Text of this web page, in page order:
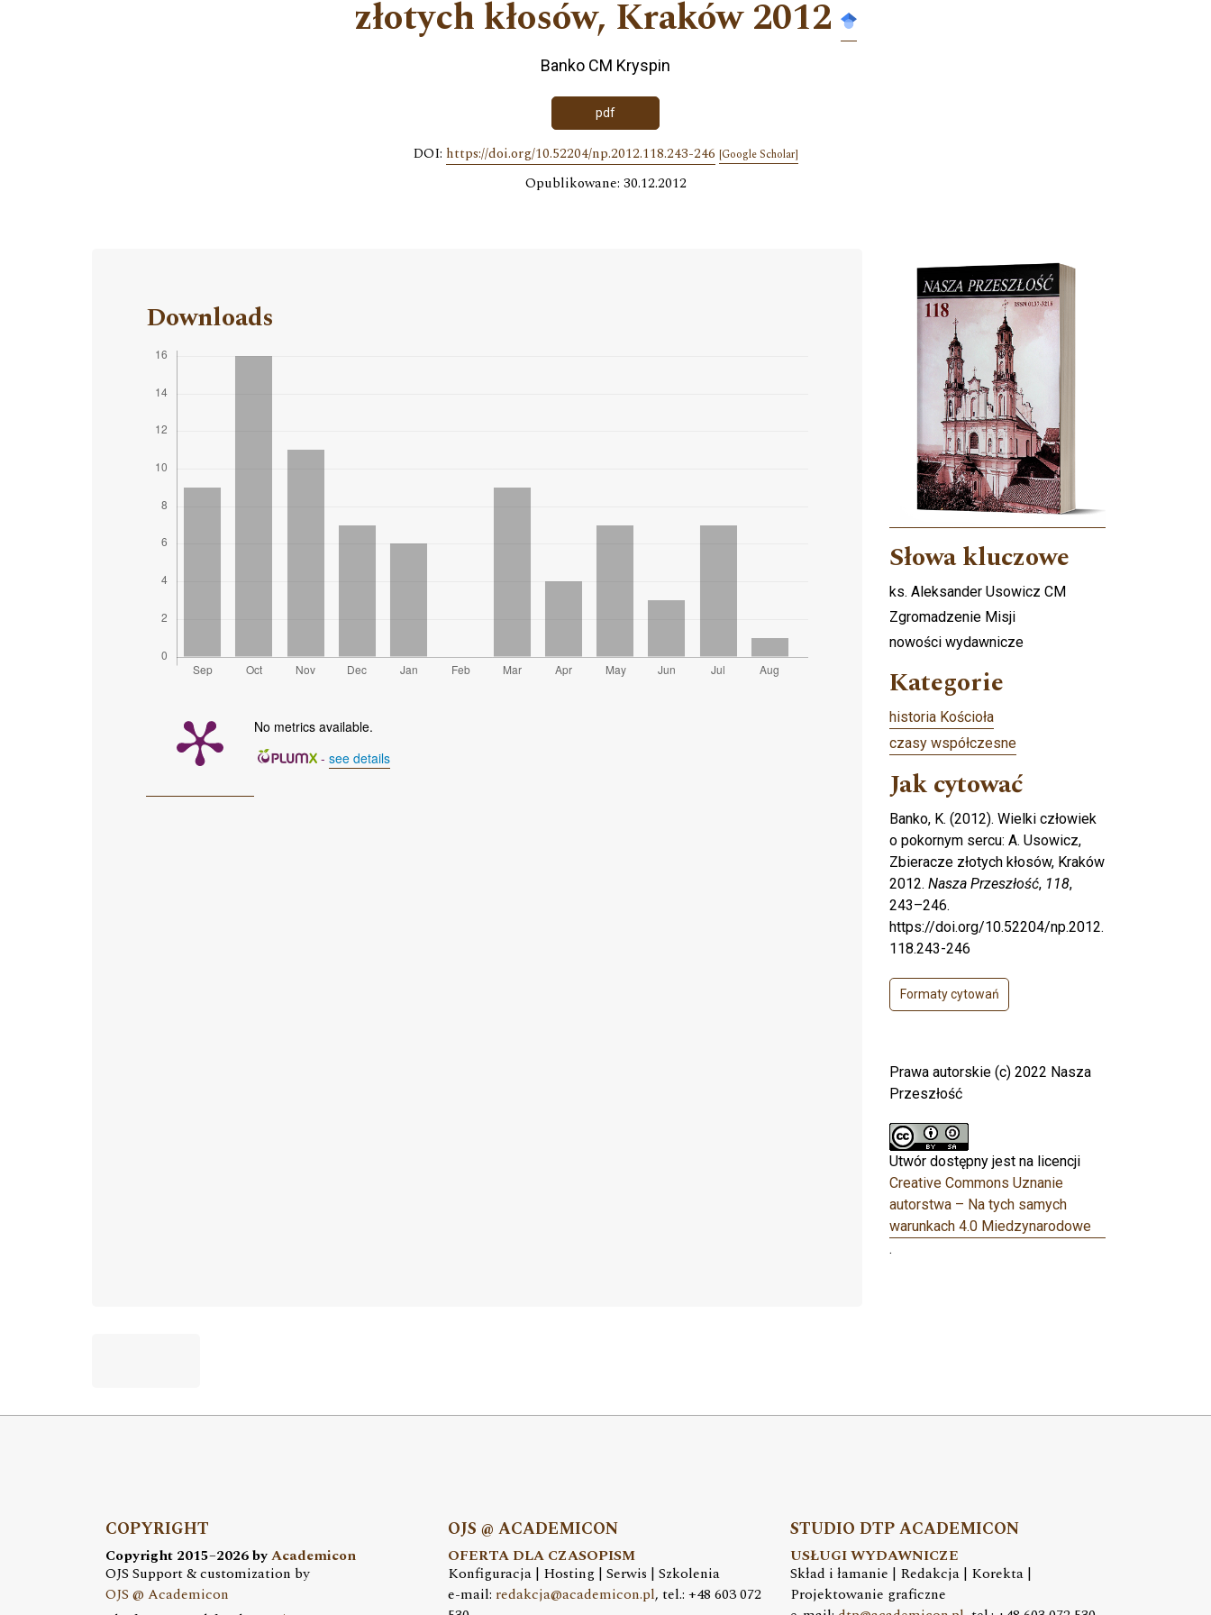
złotych kłosów, Kraków 2012
Banko CM Kryspin
pdf
DOI: https://doi.org/10.52204/np.2012.118.243-246 [Google Scholar]
Opublikowane: 30.12.2012
Downloads
No metrics available.
- see details
Cover image
Słowa kluczowe
ks. Aleksander Usowicz CM
Zgromadzenie Misji
nowości wydawnicze
Kategorie
historia Kościoła
czasy współczesne
Jak cytować
Banko, K. (2012). Wielki człowiek
o pokornym sercu: A. Usowicz,
Zbieracze złotych kłosów, Kraków
2012. Nasza Przeszłość, 118,
243–246.
https://doi.org/10.52204/np.2012.
118.243-246
Formaty cytowań
Prawa autorskie (c) 2022 Nasza
Przeszłość
Utwór dostępny jest na licencji
Creative Commons Uznanie
autorstwa – Na tych samych
warunkach 4.0 Miedzynarodowe
.
COPYRIGHT
Copyright 2015–2026 byAcademicon
OJS Support & customization by
OJS @ Academicon
OJS @ ACADEMICON
OFERTA DLA CZASOPISM
Konfiguracja | Hosting | Serwis | Szkolenia
e-mail: redakcja@academicon.pl, tel.: +48 603 072
STUDIO DTP ACADEMICON
USŁUGI WYDAWNICZE
Skład i łamanie | Redakcja | Korekta |
Projektowanie graficzne